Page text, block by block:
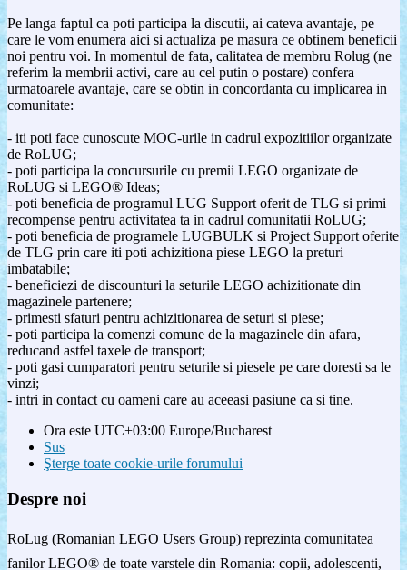
Pe langa faptul ca poti participa la discutii, ai cateva avantaje, pe
care le vom enumera aici si actualiza pe masura ce obtinem beneficii
noi pentru voi. In momentul de fata, calitatea de membru Rolug (ne
referim la membrii activi, care au cel putin o postare) confera
urmatoarele avantaje, care se obtin in concordanta cu implicarea in
comunitate:
- iti poti face cunoscute MOC-urile in cadrul expozitiilor organizate
de RoLUG;
- poti participa la concursurile cu premii LEGO organizate de
RoLUG si LEGO® Ideas;
- poti beneficia de programul LUG Support oferit de TLG si primi
recompense pentru activitatea ta in cadrul comunitatii RoLUG;
- poti beneficia de programele LUGBULK si Project Support oferite
de TLG prin care iti poti achizitiona piese LEGO la preturi
imbatabile;
- beneficiezi de discounturi la seturile LEGO achizitionate din
magazinele partenere;
- primesti sfaturi pentru achizitionarea de seturi si piese;
- poti participa la comenzi comune de la magazinele din afara,
reducand astfel taxele de transport;
- poti gasi cumparatori pentru seturile si piesele pe care doresti sa le
vinzi;
- intri in contact cu oameni care au aceeasi pasiune ca si tine.
Ora este UTC+03:00 Europe/Bucharest
Sus
Şterge toate cookie-urile forumului
Despre noi
RoLug (Romanian LEGO Users Group) reprezinta comunitatea
fanilor LEGO® de toate varstele din Romania: copii, adolescenti,